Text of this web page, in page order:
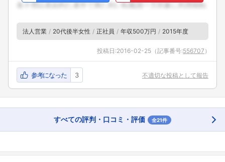
法人営業 20代後半女性 正社員 年収500万円 2015年度
投稿日:2016-02-25 （記事番号:556707 ）
参考になった 3 不適切な投稿として報告
すべての評判・口コミ・評価 全21件